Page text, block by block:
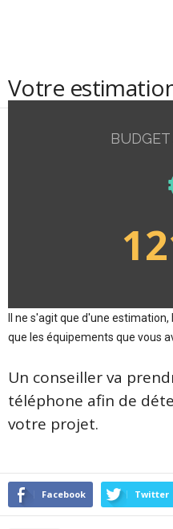
Votre
Il ne s'agit que d'une
que les équipements que vous
Un conseiller va
téléphone afin de
votre projet.
Facebook Twitter